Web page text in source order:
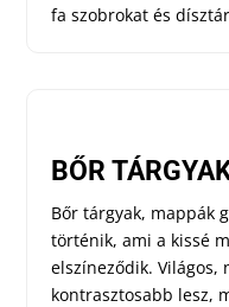
fa szobrokat és
BŐR
Bőr tárgyak, mappák
történik, ami a kissé
elszíneződik. Világos,
kontrasztosabb lesz,